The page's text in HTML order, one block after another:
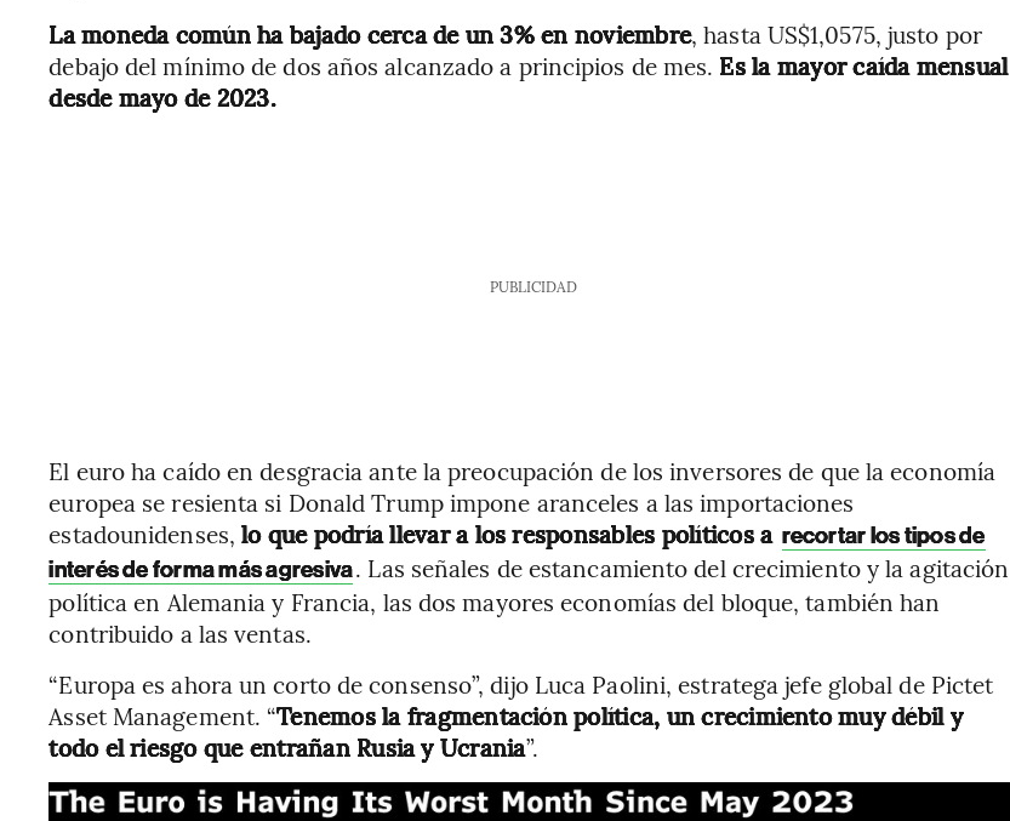
La moneda común ha bajado cerca de un 3% en noviembre, hasta US$1,0575, justo por
debajo del mínimo de dos años alcanzado a principios de mes. Es la mayor caída mensual
desde mayo de 2023.
PUBLICIDAD
El euro ha caído en desgracia ante la preocupación de los inversores de que la economía
europea se resienta si Donald Trump impone aranceles a las importaciones
estadounidenses,lo que podría llevar a los responsables políticos a recortar los tipos de
interés de forma más agresiva. Las señales de estancamiento del crecimiento y la agitación
política en Alemania y Francia, las dos mayores economías del bloque, también han
contribuido a las ventas.
“Europa es ahora un corto de consenso”, dijo Luca Paolini, estratega jefe global de Pictet
Asset Management. “Tenemos la fragmentación política, un crecimiento muy débil y
todo el riesgo que entrañan Rusia y Ucrania”.